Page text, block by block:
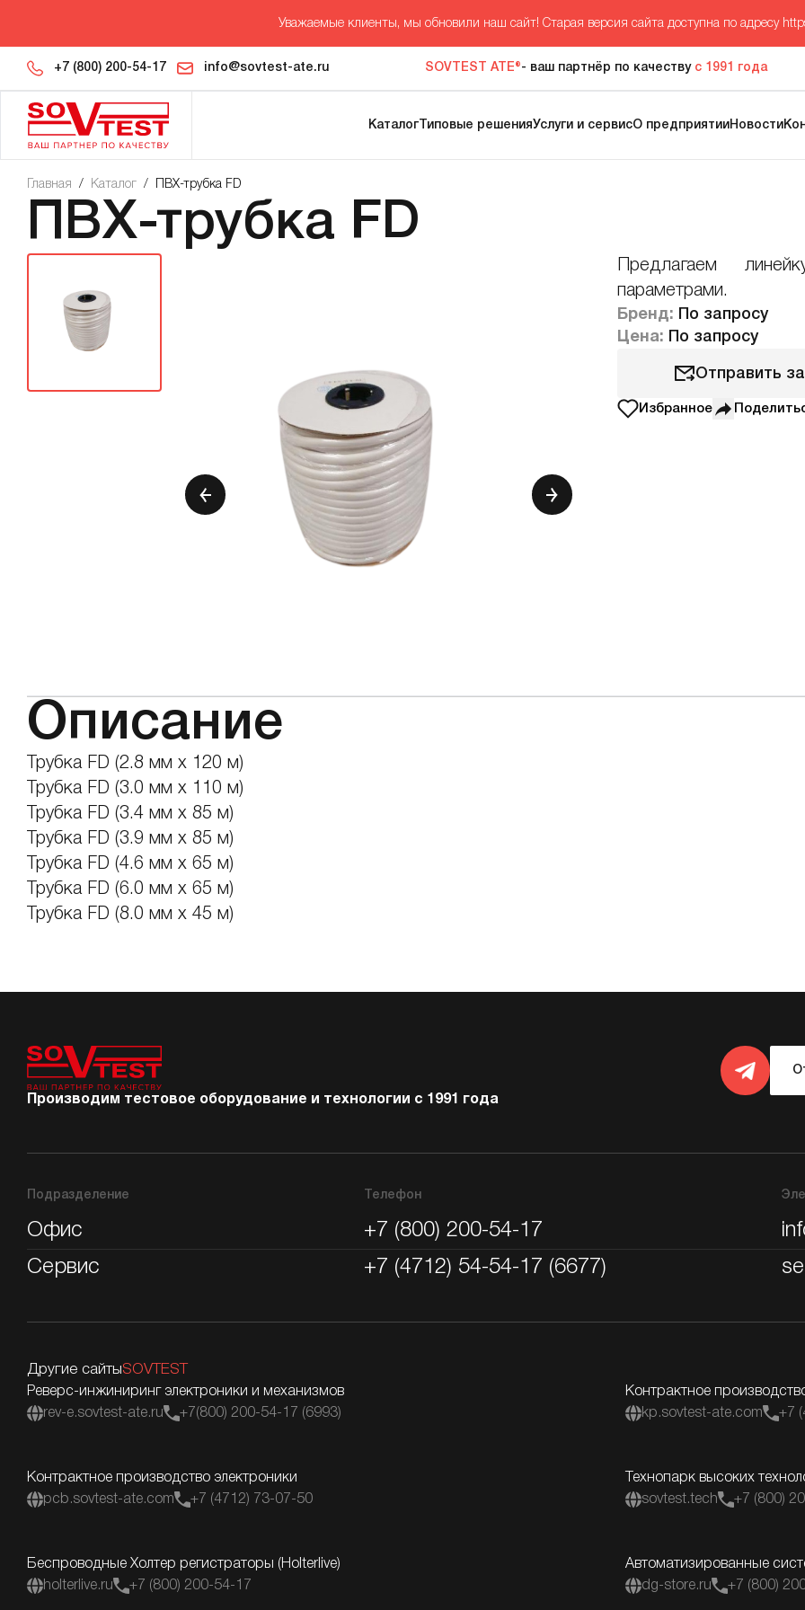
Уважаемые клиенты, мы обновили наш сайт! Старая версия сайта доступна по адресу
+7 (800) 200-54-17 info@sovtest-ate.ru SOVTEST ATE®- ваш партнёр по качествус 1991 года
Каталог Типовые решенияУслуги и сервисО предприятииНовости
Главная / Каталог / ПВХ-трубка FD
ПВХ-трубка FD
Предлагаем
параметрами.
Бренд: По запросу
Цена: По запросу
Отправить
Избранное
Описание
Трубка FD (2.8 мм х 120 м)
Трубка FD (3.0 мм х 110 м)
Трубка FD (3.4 мм х 85 м)
Трубка FD (3.9 мм х 85 м)
Трубка FD (4.6 мм х 65 м)
Трубка FD (6.0 мм х 65 м)
Трубка FD (8.0 мм х 45 м)
Производим тестовое оборудование и технологии с 1991 года
Подразделение Телефон
Офис +7 (800) 200-54-17
Сервис
+7 (4712) 54-54-17 (6677)
Другие сайтыSOVTEST
Реверс-инжиниринг электроники и механизмов
rev-e.sovtest-ate.ru
+7(800) 200-54-17 (6993)
Контрактное
kp.sovtest-ate.com
+7
Контрактное производство электроники
pcb.sovtest-ate.com
+7 (4712) 73-07-50
Технопарк высоких
sovtest.tech
+7 (800)
Беспроводные Холтер регистраторы (Holterlive)
holterlive.ru
+7 (800) 200-54-17
Автоматизированные
dg-store.ru
+7 (800)